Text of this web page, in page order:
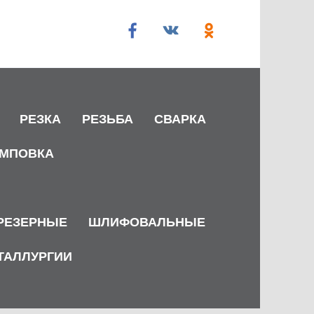
РЕЗКА РЕЗЬБА СВАРКА
ШЛИФОВАЛЬНЫЕ